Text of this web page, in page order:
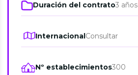
Duración del contrato3 años
InternacionalConsultar
Nº establecimientos300